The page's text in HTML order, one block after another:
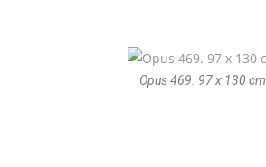
Opus 469. 97 x 130 cm